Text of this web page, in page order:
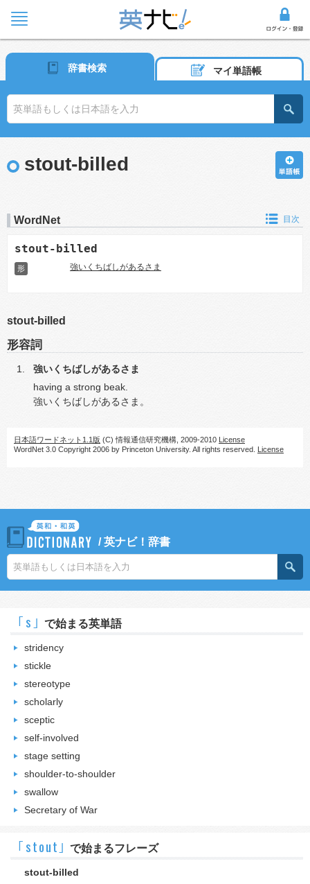
辞書検索 マイ単語帳
stout-billed
WordNet 目次
stout-billed
形 強いくちばしがあるさま
stout-billed
形容詞
強いくちばしがあるさま
having a strong beak.
強いくちばしがあるさま。
日本語ワードネット1.1版 (C) 情報通信研究機構, 2009-2010 License
WordNet 3.0 Copyright 2006 by Princeton University. All rights reserved. License
/英ナビ！辞書
｢s｣ で始まる英単語
stridency
stickle
stereotype
scholarly
sceptic
self-involved
stage setting
shoulder-to-shoulder
swallow
Secretary of War
｢stout｣ で始まるフレーズ
stout-billed